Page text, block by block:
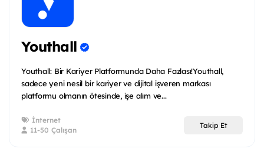
Youthall
Youthall: Bir Kariyer Platformunda Daha Fazlası!Youthall,
sadece yeni nesil bir kariyer ve dijital işveren markası
platformu olmanın ötesinde, işe alım ve...
İnternet
11-50 Çalışan
Takip Et